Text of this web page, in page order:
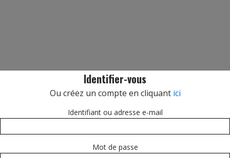
Identifier-vous
Ou créez un compte en cliquant ici
Identifiant ou adresse e-mail
Mot de passe